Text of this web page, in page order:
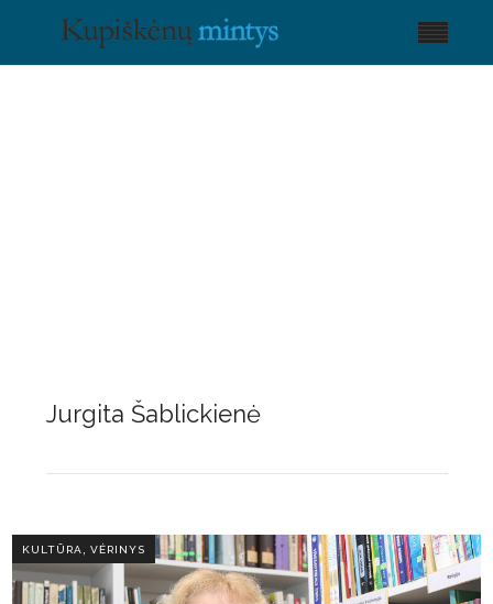
Jurgita Šablickienė
KULTŪRA ,VĖRINYS